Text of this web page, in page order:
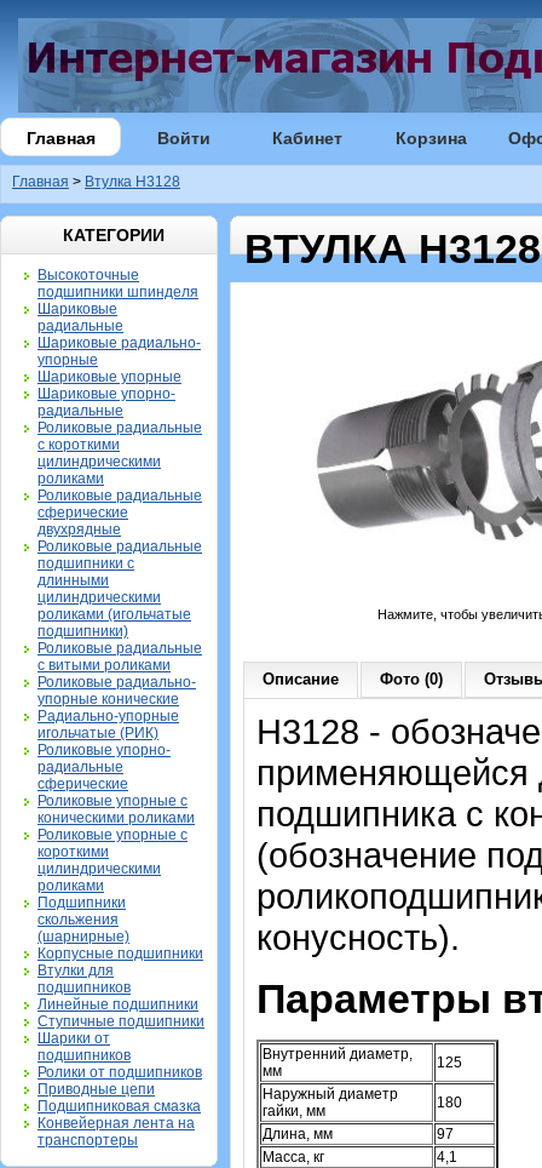
Главная Войти Кабинет Корзина
Главная > Втулка H3128
КАТЕГОРИИ
Высокоточные
подшипники шпинделя
Шариковые
радиальные
Шариковые радиально-
упорные
Шариковые упорные
Шариковые упорно-
радиальные
Роликовые радиальные
с короткими
цилиндрическими
роликами
Роликовые радиальные
сферические
двухрядные
Роликовые радиальные
подшипники с
длинными
цилиндрическими
роликами (игольчатые
подшипники)
Роликовые радиальные
с витыми роликами
Роликовые радиально-
упорные конические
Радиально-упорные
игольчатые (РИК)
Роликовые упорно-
радиальные
сферические
Роликовые упорные с
коническими роликами
Роликовые упорные с
короткими
цилиндрическими
роликами
Подшипники
скольжения
(шарнирные)
Корпусные подшипники
Втулки для
подшипников
Линейные подшипники
Ступичные подшипники
Шарики от
подшипников
Ролики от подшипников
Приводные цепи
Подшипниковая смазка
Конвейерная лента на
транспортеры
ВТУЛКА H3128
Нажмите, чтобы
Описание Фото (0)
H3128 -
применяющейся
подшипника с
(обозначение
конусность).
Параметры
Внутренний диаметр,
мм
125
Наружный диаметр
гайки, мм
180
Длина, мм
97
Масса, кг
4,1